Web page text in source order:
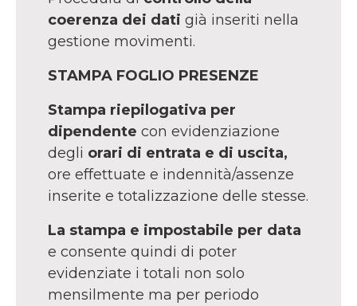
coerenza dei dati già inseriti nella
gestione movimenti.
STAMPA FOGLIO PRESENZE
Stampa riepilogativa per
dipendente con evidenziazione
degli orari di entrata e di uscita,
ore effettuate e indennità/assenze
inserite e totalizzazione delle stesse.
La stampa e impostabile per data
e consente quindi di poter
evidenziate i totali non solo
mensilmente ma per periodo